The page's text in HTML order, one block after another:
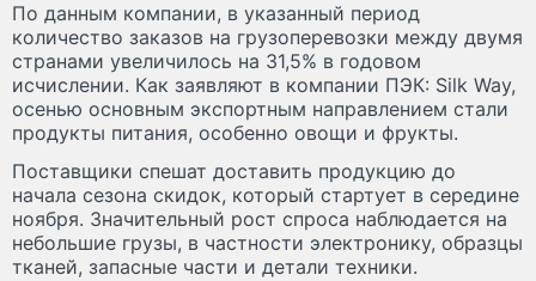
По данным компании, в указанный период
количество заказов на грузоперевозки между двумя
странами увеличилось на 31,5% в годовом
исчислении. Как заявляют в компании ПЭК: Silk Way,
осенью основным экспортным направлением стали
продукты питания, особенно овощи и фрукты.
Поставщики спешат доставить продукцию до
начала сезона скидок, который стартует в середине
ноября. Значительный рост спроса наблюдается на
небольшие грузы, в частности электронику, образцы
тканей, запасные части и детали техники.